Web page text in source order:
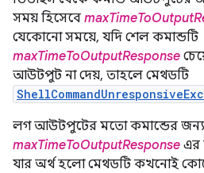
সময় হিসেবে
যেকোনো সময়ে, যদি শেল কমান্ডটি
maxTimeToOutputResponse
আউটপুট না দেয়, তাহলে মেথডটি
লগ আউটপুটের মতো কমান্ডের
maxTimeToOutputResponse এর
যার অর্থ হলো মেথডটি কখনোই